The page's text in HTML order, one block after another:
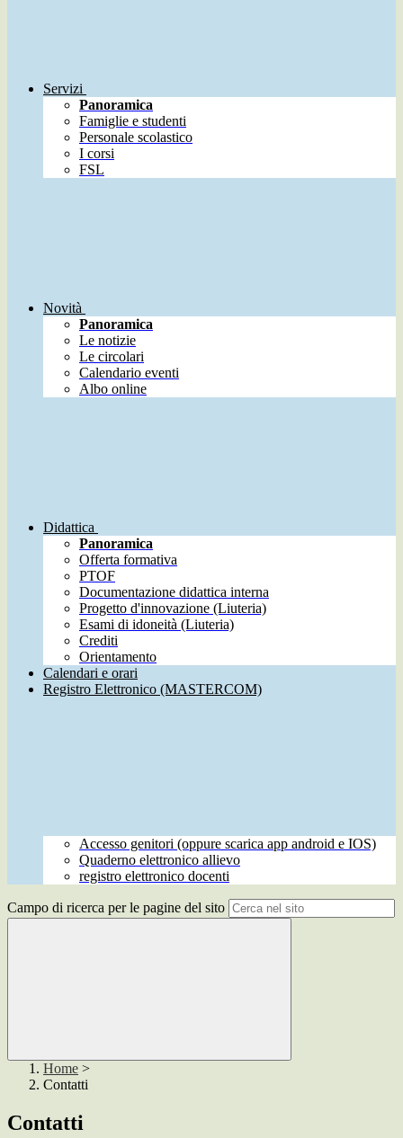
Servizi
Panoramica
Famiglie e studenti
Personale scolastico
I corsi
FSL
Novità
Panoramica
Le notizie
Le circolari
Calendario eventi
Albo online
Didattica
Panoramica
Offerta formativa
PTOF
Documentazione didattica interna
Progetto d'innovazione (Liuteria)
Esami di idoneità (Liuteria)
Crediti
Orientamento
Calendari e orari
Registro Elettronico (MASTERCOM)
Accesso genitori (oppure scarica app android e IOS)
Quaderno elettronico allievo
registro elettronico docenti
Campo di ricerca per le pagine del sito
Home >
Contatti
Contatti